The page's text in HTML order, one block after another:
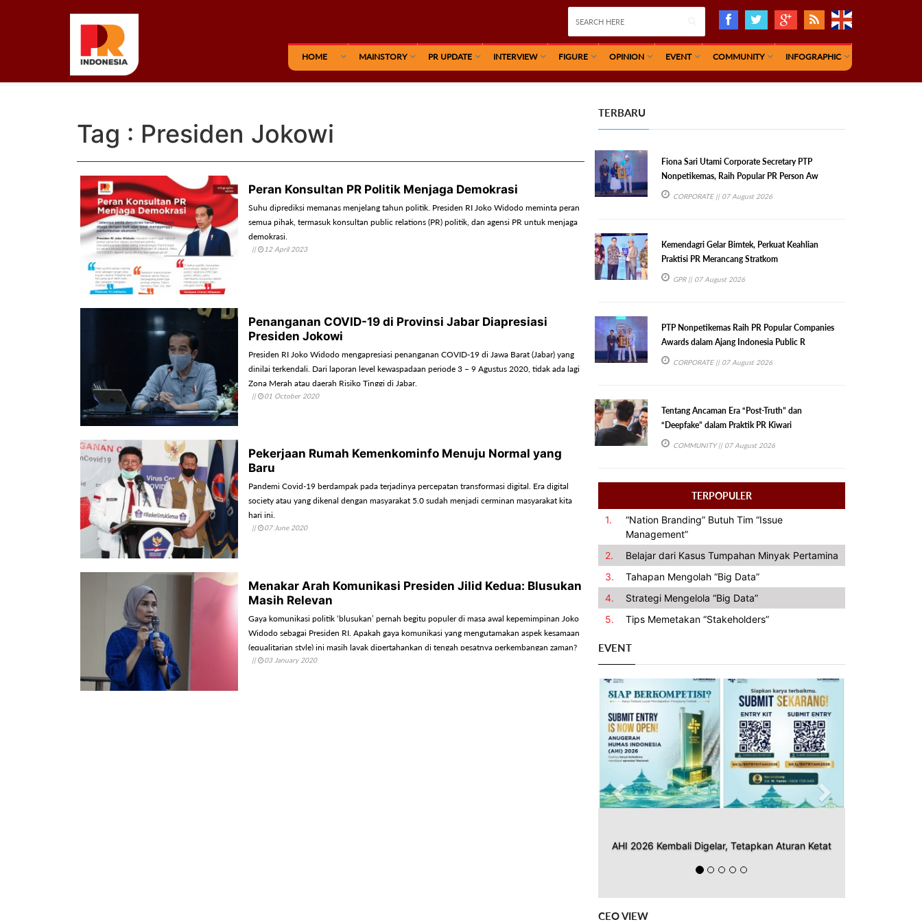
HOME MAINSTORY PR UPDATE INTERVIEW FIGURE OPINION EVENT COMMUNITY INFOGRAPHIC
Tag : Presiden Jokowi
Peran Konsultan PR Politik Menjaga Demokrasi
Suhu diprediksi memanas menjelang tahun politik. Presiden RI Joko Widodo meminta peran
semua pihak, termasuk konsultan public relations (PR) politik, dan agensi PR untuk menjaga
demokrasi.
|| 12 April 2023
Penanganan COVID-19 di Provinsi Jabar Diapresiasi
Presiden Jokowi
Presiden RI Joko Widodo mengapresiasi penanganan COVID-19 di Jawa Barat (Jabar) yang
dinilai terkendali. Dari laporan level kewaspadaan periode 3 – 9 Agustus 2020, tidak ada lagi
Zona Merah atau daerah Risiko Tinggi di Jabar.
|| 01 October 2020
Pekerjaan Rumah Kemenkominfo Menuju Normal yang
Baru
Pandemi Covid-19 berdampak pada terjadinya percepatan transformasi digital. Era digital
society atau yang dikenal dengan masyarakat 5.0 sudah menjadi cerminan masyarakat kita
hari ini.
|| 07 June 2020
Menakar Arah Komunikasi Presiden Jilid Kedua: Blusukan
Masih Relevan
Gaya komunikasi politik ‘blusukan’ pernah begitu populer di masa awal kepemimpinan Joko
Widodo sebagai Presiden RI. Apakah gaya komunikasi yang mengutamakan aspek kesamaan
(equalitarian style) ini masih layak dipertahankan di tengah pesatnya perkembangan zaman?
|| 03 January 2020
TERBARU
Fiona Sari Utami Corporate Secretary PTP
Nonpetikemas, Raih Popular PR Person Aw
CORPORATE|| 07 August 2026
Kemendagri Gelar Bimtek, Perkuat Keahlian
Praktisi PR Merancang Stratkom
GPR|| 07 August 2026
PTP Nonpetikemas Raih PR Popular Companies
Awards dalam Ajang Indonesia Public R
CORPORATE|| 07 August 2026
Tentang Ancaman Era “Post-Truth” dan
“Deepfake” dalam Praktik PR Kiwari
COMMUNITY|| 07 August 2026
TERPOPULER
1.
“Nation Branding” Butuh Tim “Issue
Management”
2.
Belajar dari Kasus Tumpahan Minyak Pertamina
3.
Tahapan Mengolah “Big Data”
4.
Strategi Mengelola “Big Data”
5.
Tips Memetakan “Stakeholders”
EVENT
AHI 2026 Kembali Digelar, Tetapkan Aturan Ketat
Previous Next
CEO VIEW